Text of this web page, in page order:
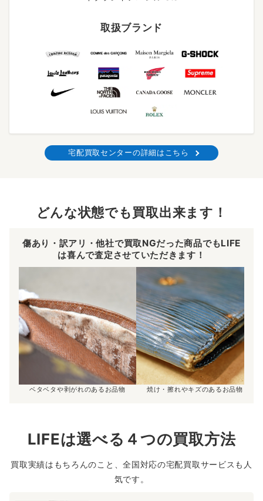
取扱ブランド
宅配買取センターの詳細はこちら
どんな状態でも買取出来ます！
傷あり・訳アリ・他社で買取NGだった商品でもLIFE
は喜んで査定させていただきます！
ベタベタや剥がれのあるお品物 焼け・擦れやキズのあるお品物
LIFEは選べる４つの買取方法
買取実績はもちろんのこと、全国対応の宅配買取サービスも人
気です。